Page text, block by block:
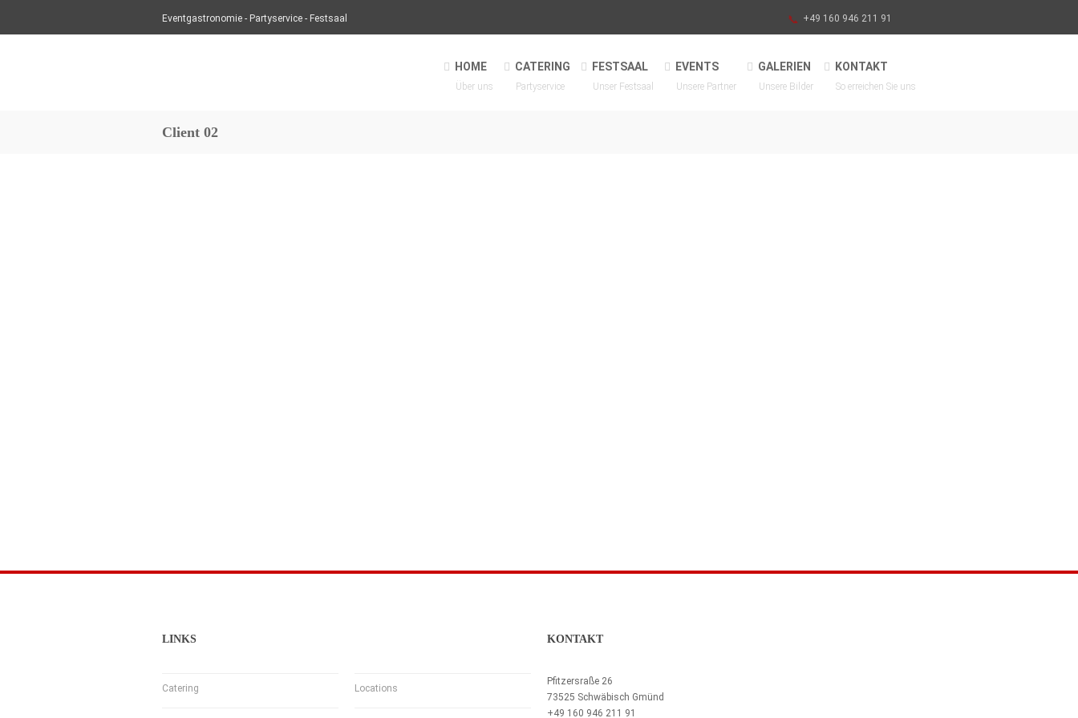
Eventgastronomie - Partyservice - Festsaal +49 160 946 211 91
HOME
Über uns
CATERING
Partyservice
FESTSAAL
Unser Festsaal
EVENTS
Unsere Partner
GALERIEN
Unsere Bilder
KONTAKT
So erreichen Sie uns
Client 02
LINKS
Catering Locations
KONTAKT
Pfitzersraße 26
73525 Schwäbisch Gmünd
+49 160 946 211 91